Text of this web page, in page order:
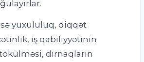
yuxululuq, diqqət
iş qabiliyyətinin
dırnaqların